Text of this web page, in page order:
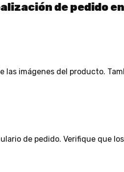
de pedido
las imágenes del producto.
de pedido. Verifique que